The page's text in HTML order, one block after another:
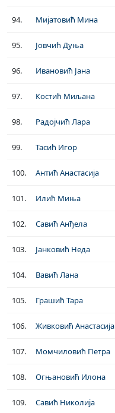
94. Мијатовић Мина
95. Јовчић Дуња
96. Ивановић Јана
97. Костић Миљана
98. Радојчић Лара
99. Тасић Игор
100. Антић Анастасија
101. Илић Миња
102. Савић Анђела
103. Јанковић Неда
104. Вавић Лана
105. Грашић Тара
106. Живковић Анастасија
107. Момчиловић Петра
108. Огњановић Илона
109. Савић Николија